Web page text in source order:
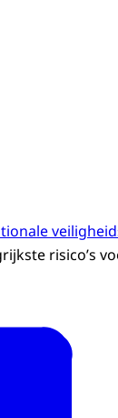
risico’s